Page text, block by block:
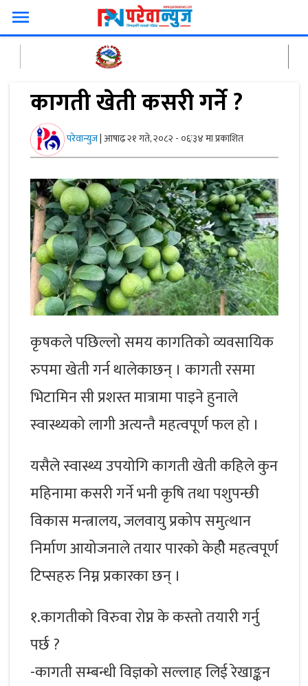
menu
कागती खेती कसरी गर्ने ?
परेवान्युज|आषाढ़ २१ गते, २०८२ - ०६ः३४ मा प्रकाशित
कृषकले पछिल्लो समय कागतिको व्यवसायिक
रुपमा खेती गर्न थालेकाछन् । कागती रसमा
भिटामिन सी प्रशस्त मात्रामा पाइने हुनाले
स्वास्थ्यको लागी अत्यन्तै महत्वपूर्ण फल हो ।
यसैले स्वास्थ्य उपयोगि कागती खेती कहिले कुन
महिनामा कसरी गर्ने भनी कृषि तथा पशुपन्छी
विकास मन्त्रालय, जलवायु प्रकोप समुत्थान
निर्माण आयोजनाले तयार पारको केहीे महत्वपूर्ण
टिप्सहरु निम्न प्रकारका छन् ।
१.कागतीको विरुवा रोप्न के कस्तो तयारी गर्नु
पर्छ ?
-कागती सम्बन्धी विज्ञको सल्लाह लिई रेखाङ्कन